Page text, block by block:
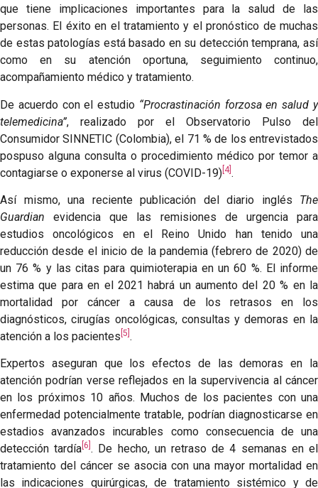
que tiene implicaciones importantes para la salud de las
personas. El éxito en el tratamiento y el pronóstico de muchas
de estas patologías está basado en su detección temprana, así
como en su atención oportuna, seguimiento continuo,
acompañamiento médico y tratamiento.
De acuerdo con el estudio “Procrastinación forzosa en salud y
telemedicina”, realizado por el Observatorio Pulso del
Consumidor SINNETIC (Colombia), el 71 % de los entrevistados
pospuso alguna consulta o procedimiento médico por temor a
contagiarse o exponerse al virus (COVID-19) [4] .
Así mismo, una reciente publicación del diario inglés The
Guardian evidencia que las remisiones de urgencia para
estudios oncológicos en el Reino Unido han tenido una
reducción desde el inicio de la pandemia (febrero de 2020) de
un 76 % y las citas para quimioterapia en un 60 %. El informe
estima que para en el 2021 habrá un aumento del 20 % en la
mortalidad por cáncer a causa de los retrasos en los
diagnósticos, cirugías oncológicas, consultas y demoras en la
atención a los pacientes [5] .
Expertos aseguran que los efectos de las demoras en la
atención podrían verse reflejados en la supervivencia al cáncer
en los próximos 10 años. Muchos de los pacientes con una
enfermedad potencialmente tratable, podrían diagnosticarse en
estadios avanzados incurables como consecuencia de una
detección tardía[6] . De hecho, un retraso de 4 semanas en el
tratamiento del cáncer se asocia con una mayor mortalidad en
las indicaciones quirúrgicas, de tratamiento sistémico y de